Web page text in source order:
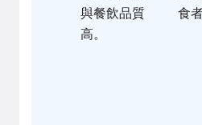
與餐飲品質
高。
食